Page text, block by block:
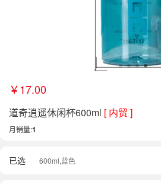
￥17.00
道奇逍遥休闲杯600ml [ 内贸 ]
月销量:1
已选 600ml,蓝色